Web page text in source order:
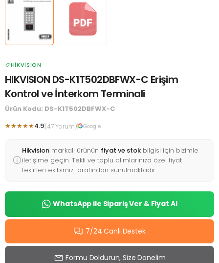
HIKVISION
HIKVISION DS-K1T502DBFWX-C Erişim
Kontrol ve İnterkom Terminali
Ürün Kodu: DS-K1T502DBFWX-C
★★★★★4.9(47 Yorum) Google
Hikvision markalı ürünün fiyat ve stok bilgisi için bizimle
iletişime geçin. Tekli ve toplu alımlarınıza özel fiyat
teklifleri ekibimiz tarafından sunulmaktadır.
WhatsApp ile Sipariş Ver & Fiyat Al
7/24 Canlı Destek
Formu Doldurun, Size Dönelim